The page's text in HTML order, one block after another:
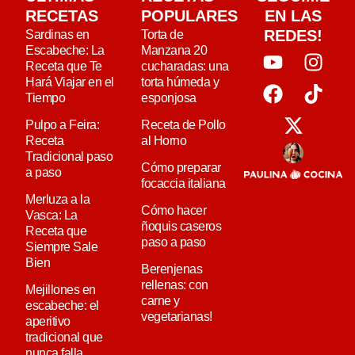
RECETAS
Sardinas en
Escabeche: La
Receta que Te
Hará Viajar en el
Tiempo
Pulpo a Feira:
Receta
Tradicional paso
a paso
Merluza a la
Vasca: La
Receta que
Siempre Sale
Bien
Mejillones en
escabeche: el
aperitivo
tradicional que
POPULARES
Torta de
Manzana 20
cucharadas: una
torta húmeda y
esponjosa
Receta de Pollo
al Horno
Cómo preparar
focaccia italiana
Cómo hacer
ñoquis caseros
paso a paso
Berenjenas
rellenas: con
carne y
vegetarianas!
EN LAS
REDES!